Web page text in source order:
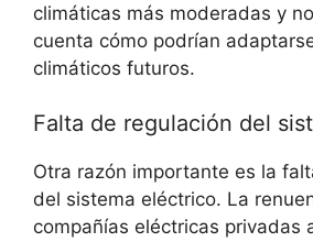
climáticas más moderadas y
cuenta cómo podrían
climáticos futuros.
Falta de regulación del
Otra razón importante es la
del sistema eléctrico. La
compañías eléctricas privadas